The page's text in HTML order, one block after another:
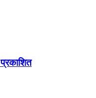
प्रकाशित